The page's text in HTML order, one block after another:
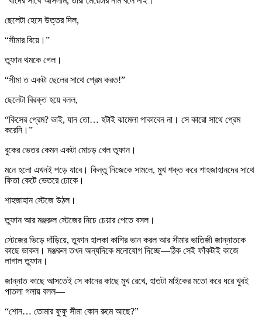
ছেলেটা হেসে উত্তর দিল,
“সীমার বিয়ে।”
তুফান থমকে গেল।
“সীমা ত একটা ছেলের সাথে প্রেম করত!”
ছেলেটা বিরক্ত হয়ে বলল,
“কিসের প্রেম? ভাই, যান তো… হটাই ঝামেলা পাকাবেন না। সে কারো সাথে প্রেম
করেনি।”
বুকের ভেতর কেমন একটা মোচড় খেল তুফান।
মনে হলো এখনই পড়ে যাবে। কিন্তু নিজেকে সামলে, মুখ শক্ত করে শাহজাহানদের সাথে
ফিতা কেটে ভেতরে ঢোকে।
শাহজাহান স্টেজে উঠল।
তুফান আর মঞ্জরুল স্টেজের নিচে চেয়ার পেতে বসল।
স্টেজের ভিড়ে দাঁড়িয়ে, তুফান হালকা কাশির ভান করল আর সীমার ভাতিজী জান্নাতকে
কাছে ডাকল। মঞ্জরুল তখন অন্যদিকে মনোযোগ দিচ্ছে—ঠিক সেই ফাঁকটাই কাজে
লাগাল তুফান।
জান্নাত কাছে আসতেই সে কানের কাছে মুখ রেখে, হাতটা মাইকের মতো করে ধরে খুবই
পাতলা গলায় বলল—
“শোন… তোমার ফুফু সীমা কোন রুমে আছে?”